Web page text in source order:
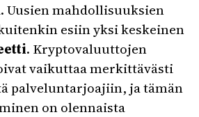
mahdollisuuksien
esiin yksi keskeinen
. Kryptovaluuttojen
vaikuttaa merkittävästi
palveluntarjoajiin, ja tämän
on olennaista